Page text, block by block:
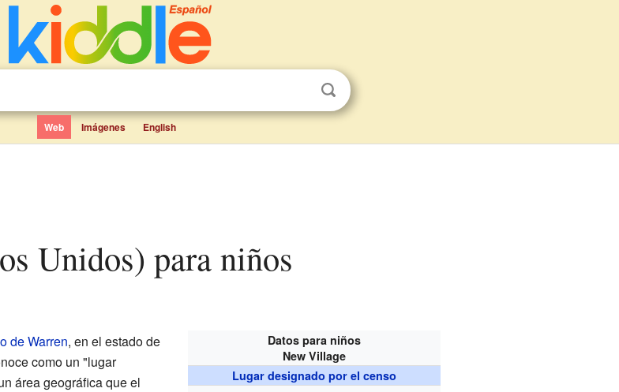
Web Imágenes English
Unidos) para niños
Datos para niños
New Village
Lugar designado por el censo
de Warren, en el estado de
como un "lugar
área geográfica que el